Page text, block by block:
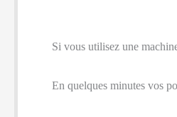
Si vous utilisez une
En quelques minutes vos